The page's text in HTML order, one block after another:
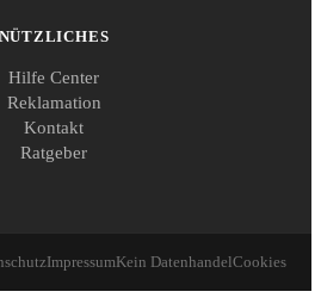
NÜTZLICHES
Hilfe Center
Reklamation
Kontakt
Ratgeber
ImpressumKein DatenhandelCookies